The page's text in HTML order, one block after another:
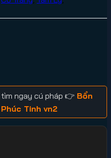
, tìm ngay cú pháp 👉 Bổn
Tinh vn2